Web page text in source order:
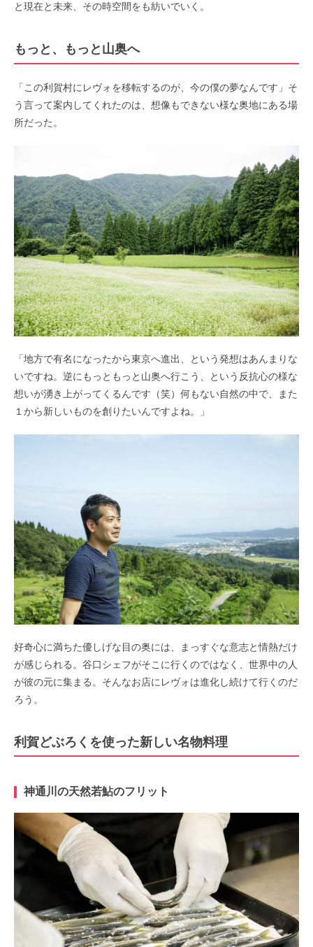
と現在と未来、その時空間をも紡いでいく。
もっと、もっと山奥へ
「この利賀村にレヴォを移転するのが、今の僕の夢なんです」そ
う言って案内してくれたのは、想像もできない様な奥地にある場
所だった。
「地方で有名になったから東京へ進出、という発想はあんまりな
いですね。逆にもっともっと山奥へ行こう、という反抗心の様な
想いが湧き上がってくるんです（笑）何もない自然の中で、また
１から新しいものを創りたいんですよね。」
好奇心に満ちた優しげな目の奥には、まっすぐな意志と情熱だけ
が感じられる。谷口シェフがそこに行くのではなく、世界中の人
が彼の元に集まる。そんなお店にレヴォは進化し続けて行くのだ
ろう。
利賀どぶろくを使った新しい名物料理
神通川の天然若鮎のフリット